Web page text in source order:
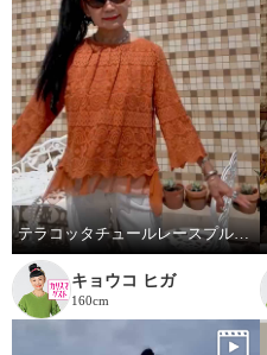
テラコッタチュールレースプルオーバー。
キョウコ ヒガ
160cm